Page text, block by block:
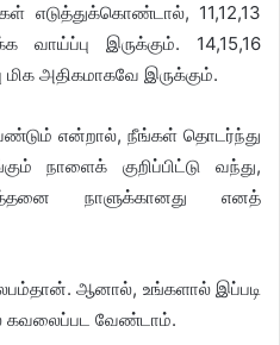
எடுத்துக்கொண்டால், 11,12,13
வாய்ப்பு இருக்கும். 14,15,16
மிக அதிகமாகவே இருக்கும்.
என்றால், நீங்கள் தொடர்ந்து
நாளைக் குறிப்பிட்டு வந்து,
நாளுக்கானது எனத்
ஆனால், உங்களால் இப்படி
கவலைப்பட வேண்டாம்.